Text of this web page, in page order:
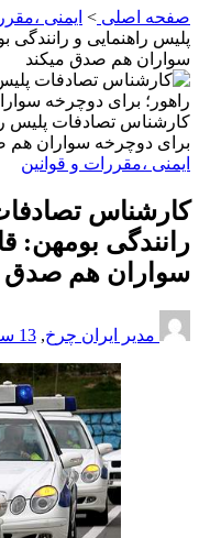
صفحه اصلی > ایمنی
پلیس راهنمایی و رانندگی
‏‏سواران هم صدق می‏کند
کارشناس تصادفات پلیس
برای دوچرخه ‏‏سواران هم
ایمنی ،مقررات و قوانین
کارشناس
رانندگی بومهن:
‏‏سواران هم صدق
مدیر ایران چرخ, 13 سال قبل